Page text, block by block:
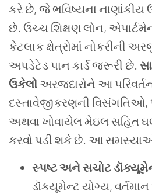
કરે છે, જે ભવિષ્યના નાણાંકીય
છે. ઉચ્ચ શિક્ષણ લોન,
કેટલાક ક્ષેત્રોમાં નોકરીની
અપડેટેડ પાન કાર્ડ જરૂરી છે.
ઉકેલો અરજદારોને આ
દસ્તાવેજીકરણની વિસંગતિઓ,
અથવા ખોવાયેલ મેઇલ સહિત
કરવો પડી શકે છે. આ
સ્પષ્ટ અને સચોટ
ડૉક્યૂમેન્ટ યોગ્ય,